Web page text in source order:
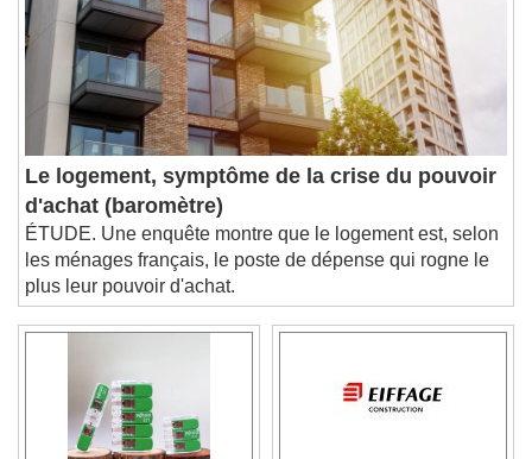
descriptions off, selected
Subtitles
subtitles settings, opens subtitles
settings dialog
subtitles off, selected
Audio Track
Picture-in-Picture
This is a modal window.
Beginning of dialog window. Escape will cancel
and close the window.
Text
Text Background
Le logement, symptôme de la crise du pouvoir
d'achat (baromètre)
ÉTUDE. Une enquête montre que le logement est, selon
les ménages français, le poste de dépense qui rogne le
plus leur pouvoir d'achat.